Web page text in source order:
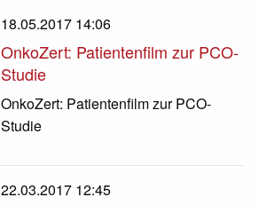
18.05.2017 14:06
OnkoZert: Patientenfilm zur PCO-
Studie
OnkoZert: Patientenfilm zur PCO-
Studie
22.03.2017 12:45